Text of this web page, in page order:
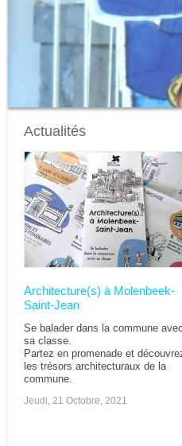
Actualités
Architecture(s) à Molenbeek-
Saint-Jean
Se balader dans la commune avec
sa classe.
Partez en promenade et
les trésors architecturaux de la
commune.
Jeudi, 21 Octobre, 2021
Pages